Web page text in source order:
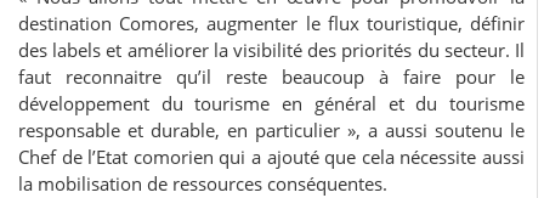
destination Comores, augmenter le flux touristique, définir
des labels et améliorer la visibilité des priorités du secteur. Il
faut reconnaitre qu’il reste beaucoup à faire pour le
développement du tourisme en général et du tourisme
responsable et durable, en particulier », a aussi soutenu le
Chef de l’Etat comorien qui a ajouté que cela nécessite aussi
la mobilisation de ressources conséquentes.